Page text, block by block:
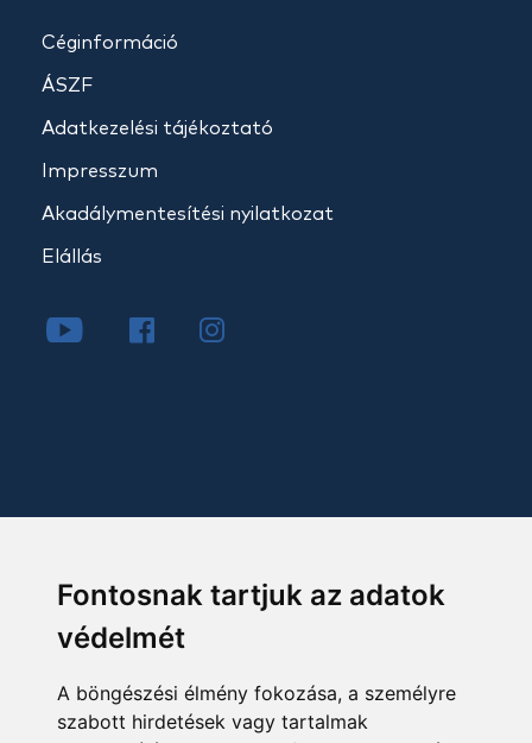
Fontosnak tartjuk az adatok
védelmét
A böngészési élmény fokozása, a személyre
szabott hirdetések vagy tartalmak
Céginformáció
ÁSZF
Adatkezelési tájékoztató
Impresszum
Akadálymentesítési nyilatkozat
Elállás